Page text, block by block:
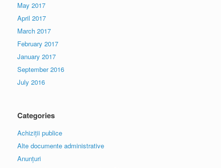
May 2017
April 2017
March 2017
February 2017
January 2017
September 2016
July 2016
Categories
Achiziții publice
Alte documente administrative
Anunțuri